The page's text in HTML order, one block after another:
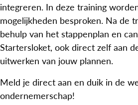
integreren. In deze training
mogelijkheden besproken. Na de
behulp van het stappenplan en
Startersloket, ook direct zelf aan
uitwerken van jouw plannen.
Meld je direct aan en duik in de
ondernemerschap!